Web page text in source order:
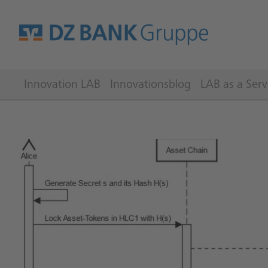
Innovation LAB Innovationsblog LAB as a